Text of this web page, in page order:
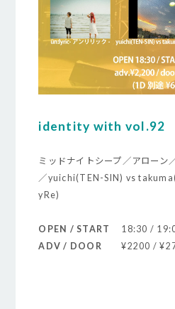
identity with vol.92
ミッドナイトシープ／アロー
／yuichi(TEN-SIN) vs
yRe)
OPEN / START
18:30 /
ADV / DOOR
¥2200 /